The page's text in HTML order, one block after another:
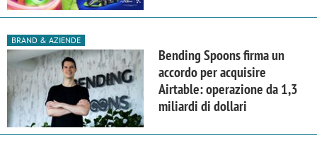
BRAND & AZIENDE
Bending Spoons firma un
accordo per acquisire
Airtable: operazione da 1,3
miliardi di dollari